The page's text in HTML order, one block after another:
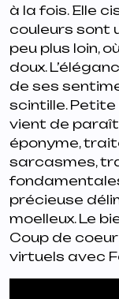
à la fois. Elle
couleurs sont
peu plus loin,
doux.
de ses
scintille. Petite
vient de
éponyme,
sarcasmes,
précieuse
moelleux. Le
Coup de
virtuels avec